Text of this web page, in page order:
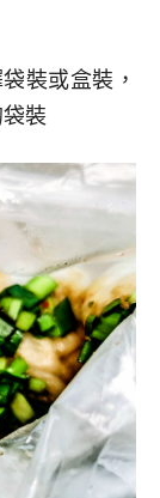
裝或盒裝，
裝